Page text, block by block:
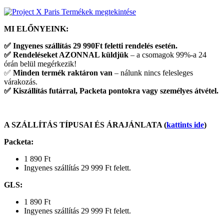
Termékek megtekintése
MI ELŐNYEINK:
✅ Ingyenes szállítás 29 990Ft feletti rendelés esetén.
✅ Rendeléseket AZONNAL küldjük – a csomagok 99%-a 24
órán belül megérkezik!
✅ Minden termék raktáron van – nálunk nincs felesleges
várakozás.
✅ Kiszállítás futárral, Packeta pontokra vagy személyes átvétel.
A SZÁLLÍTÁS TÍPUSAI ÉS ÁRAJÁNLATA (kattints ide)
Packeta:
1 890 Ft
Ingyenes szállítás 29 999 Ft felett.
GLS:
1 890 Ft
Ingyenes szállítás 29 999 Ft felett.